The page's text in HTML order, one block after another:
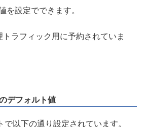
を設定でできます。
ラフィック用に予約されていま
デフォルト値
で以下の通り設定されています。